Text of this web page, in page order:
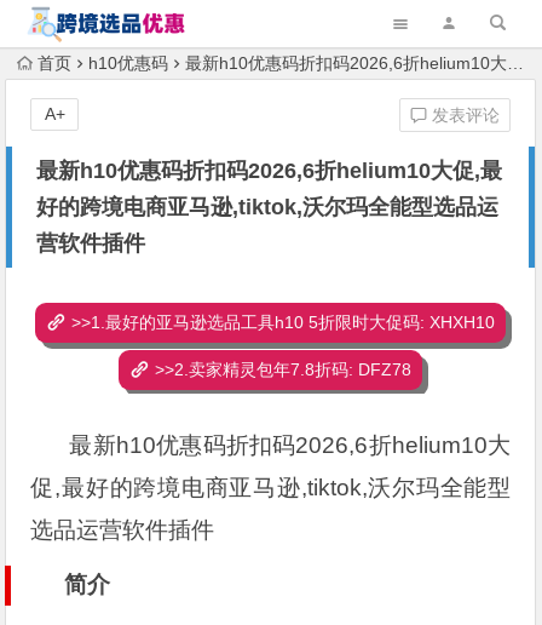
首页 h10优惠码 最新h10优惠码折扣码2026,6折helium10大促,最好的跨境电商亚马逊,tiktok,沃尔玛全能型选品运营软件插件
最新h10优惠码折扣码2026,6折helium10大促,最
好的跨境电商亚马逊,tiktok,沃尔玛全能型选品运
营软件插件
发表评论
A+
>>1.最好的亚马逊选品工具h10 5折限时大促码: XHXH10
>>2.卖家精灵包年7.8折码: DFZ78
最新h10优惠码折扣码2026,6折helium10大
促,最好的跨境电商亚马逊,tiktok,沃尔玛全能型
选品运营软件插件
简介